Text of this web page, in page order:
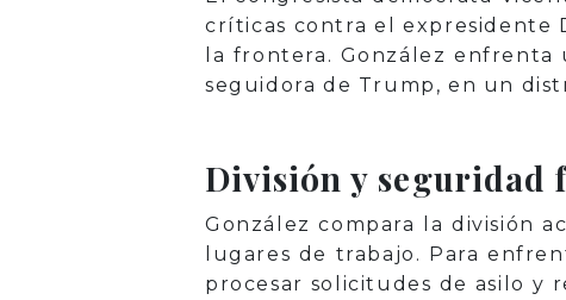
críticas contra el expresidente
la frontera. González enfrenta
seguidora de Trump, en un
División y seguridad
González compara la división
lugares de trabajo. Para
procesar solicitudes de asilo y